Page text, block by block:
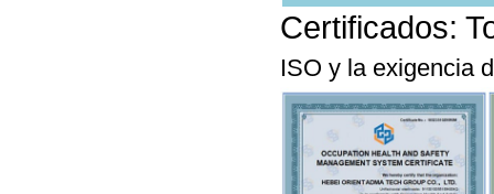
Certificados:
ISO y la exigencia